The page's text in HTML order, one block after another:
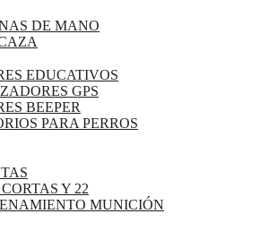
DE MANO
EDUCATIVOS
GPS
BEEPER
PARA PERROS
Y 22
MUNICIÓN